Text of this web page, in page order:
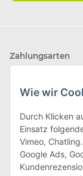
Wie wir
Durch Klicken
Einsatz
Vimeo,
Google Ads,
Zahlungsarten
Wir versenden